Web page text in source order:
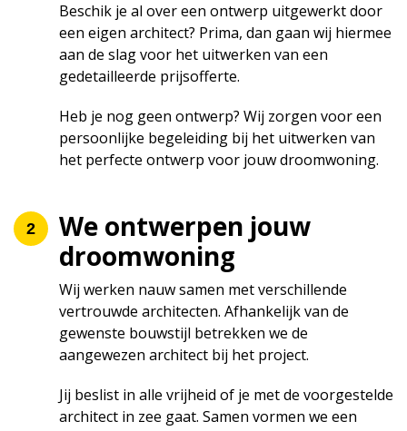
Beschik je al over een ontwerp uitgewerkt door
een eigen architect? Prima, dan gaan wij hiermee
aan de slag voor het uitwerken van een
gedetailleerde prijsofferte.
Heb je nog geen ontwerp? Wij zorgen voor een
persoonlijke begeleiding bij het uitwerken van
het perfecte ontwerp voor jouw droomwoning.
We ontwerpen jouw
droomwoning
Wij werken nauw samen met verschillende
vertrouwde architecten. Afhankelijk van de
gewenste bouwstijl betrekken we de
aangewezen architect bij het project.
Jij beslist in alle vrijheid of je met de voorgestelde
architect in zee gaat. Samen vormen we een